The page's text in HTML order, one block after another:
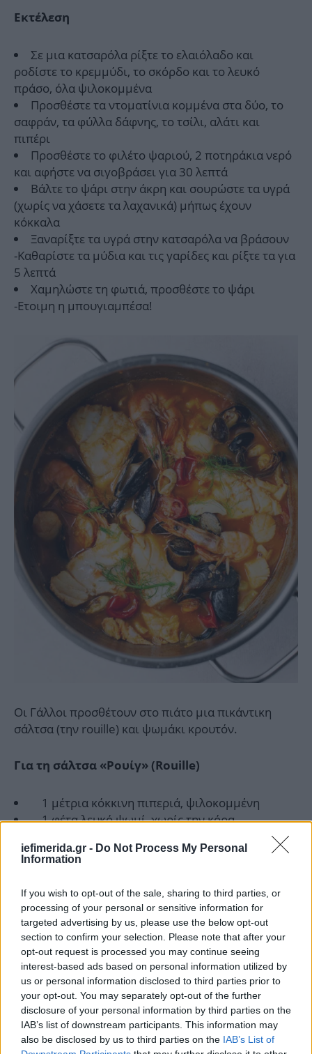
iefimerida.gr - Do Not Process My Personal
Information
If you wish to opt-out of the sale, sharing to third parties, or
processing of your personal or sensitive information for
targeted advertising by us, please use the below opt-out
section to confirm your selection. Please note that after your
opt-out request is processed you may continue seeing
interest-based ads based on personal information utilized by
us or personal information disclosed to third parties prior to
your opt-out. You may separately opt-out of the further
disclosure of your personal information by third parties on the
IAB’s list of downstream participants. This information may
also be disclosed by us to third parties on the IAB’s List of
Εκτέλεση
Σε μια κατσαρόλα ρίξτε το ελαιόλαδο και
ροδίστε το κρεμμύδι, το σκόρδο και το λευκό
πράσο, όλα ψιλοκομμένα
Προσθέστε τα ντοματίνια κομμένα στα δύο, το
σαφράν, τα φύλλα δάφνης, το τσίλι, αλάτι και
πιπέρι
Προσθέστε το φιλέτο ψαριού, 2 ποτηράκια νερό
και αφήστε να σιγοβράσει για 30 λεπτά
Βάλτε το ψάρι στην άκρη και σουρώστε τα υγρά
(χωρίς να χάσετε τα λαχανικά) μήπως έχουν
κόκκαλα
Ξαναρίξτε τα υγρά στην κατσαρόλα να βράσουν
-Καθαρίστε τα μύδια και τις γαρίδες και ρίξτε τα για
5 λεπτά
Χαμηλώστε τη φωτιά, προσθέστε το ψάρι
-Ετοιμη η μπουγιαμπέσα!
Οι Γάλλοι προσθέτουν στο πιάτο μια πικάντικη
σάλτσα (την rouille) και ψωμάκι κρουτόν.
Για τη σάλτσα «Ρουίγ» (Rouille)
1 µέτρια κόκκινη πιπεριά, ψιλοκοµµένη
1 φέτα λευκό ψωµί, χωρίς την κόρα
2 σκελίδες σκόρδου
80 ml ελαιόλαδο
Βάζουµε την πιπεριά, το τσίλι, το ψωµί, το σκόρδο
και τον κρόκο του αυγού στο µπέντερ και τα
χτυπάµε µέχρι να πολτοποιηθούν. Προσθέτουµε
σταδιακά το λάδι σε λεπτή ροή και συνεχίζουµε το
χτύπηµα µέχρι να σχηµατιστεί µια σάλτσα σαν
πηχτή µαγιονέζα. Σκεπάζουµε και βάζουµε στο
ψυγείο τη «ρουίγ» µέχρι να τη χρειαστούµε.